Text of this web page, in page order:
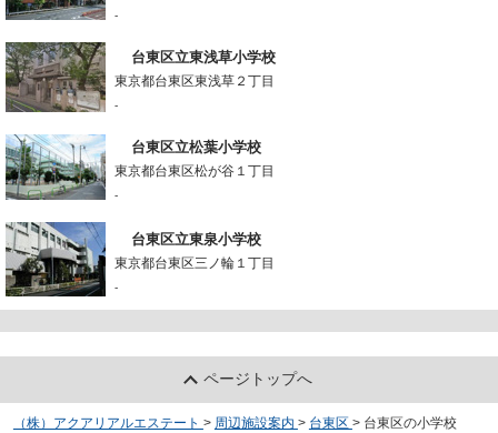
-
台東区立東浅草小学校
東京都台東区東浅草２丁目
-
台東区立松葉小学校
東京都台東区松が谷１丁目
-
台東区立東泉小学校
東京都台東区三ノ輪１丁目
-
ページトップへ
（株）アクアリアルエステート > 周辺施設案内 > 台東区 > 台東区の小学校